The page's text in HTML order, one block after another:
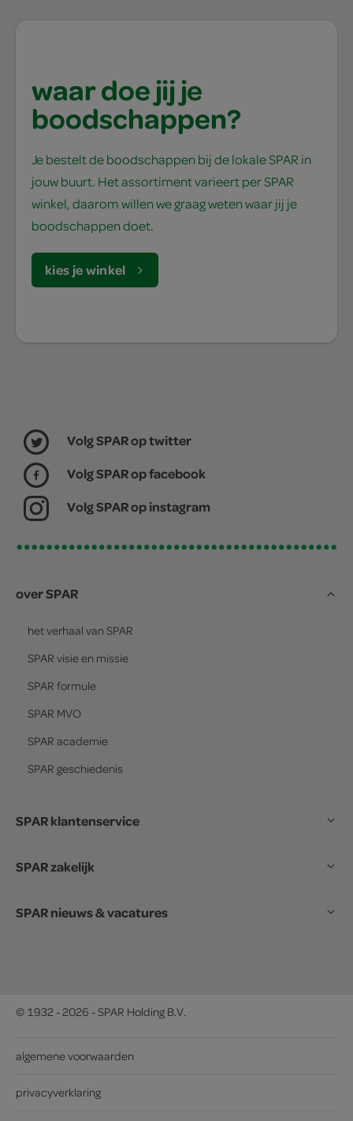
waar doe jij je
boodschappen?
Je bestelt de boodschappen bij de lokale SPAR in
jouw buurt. Het assortiment varieert per SPAR
winkel, daarom willen we graag weten waar jij je
boodschappen doet.
kies je winkel
Volg SPAR op twitter
Volg SPAR op facebook
Volg SPAR op instagram
over SPAR
het verhaal van SPAR
SPAR visie en missie
SPAR formule
SPAR MVO
SPAR academie
SPAR geschiedenis
SPAR klantenservice
SPAR zakelijk
SPAR nieuws & vacatures
© 1932 - 2026 - SPAR Holding B.V.
algemene voorwaarden
privacyverklaring